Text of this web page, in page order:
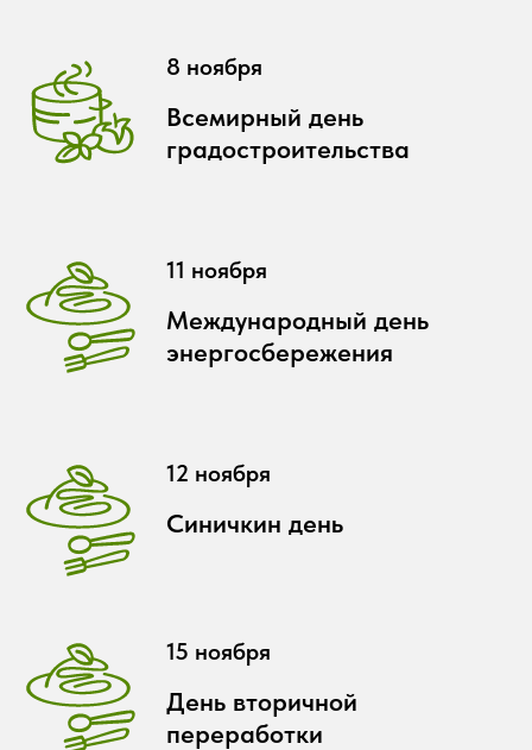
8 ноября
Всемирный день
градостроительства
11 ноября
Международный день
энергосбережения
12 ноября
Синичкин день
15 ноября
День вторичной
переработки